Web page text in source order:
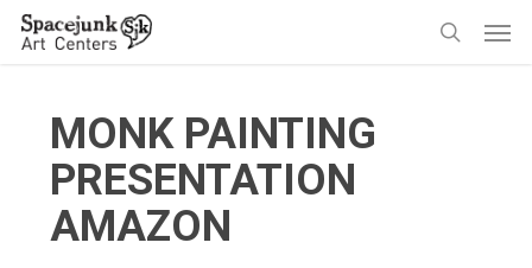
Skip
MONK PAINTING
PRESENTATION
AMAZON